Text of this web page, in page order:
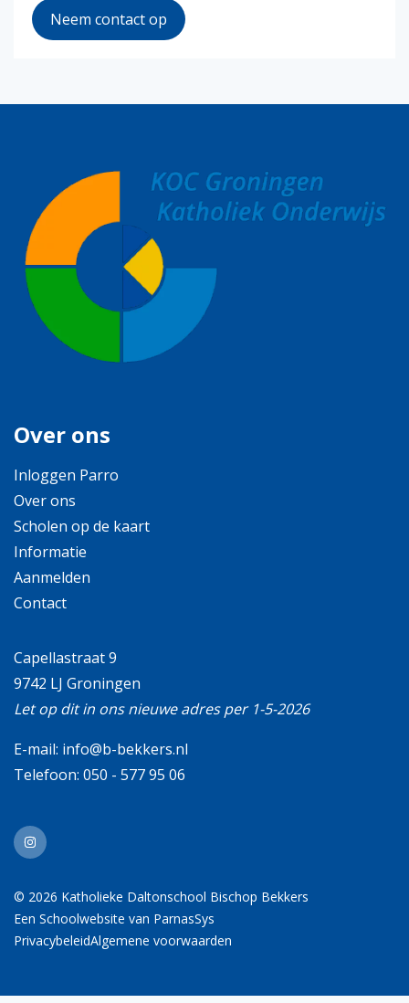
Neem contact op
Over ons
Inloggen Parro
Over ons
Scholen op de kaart
Informatie
Aanmelden
Contact
Capellastraat 9
9742 LJ Groningen
Let op dit in ons nieuwe adres per 1-5-2026
E-mail: info@b-bekkers.nl
Telefoon: 050 - 577 95 06
© 2026 Katholieke Daltonschool Bischop Bekkers
Een Schoolwebsite van ParnasSys
PrivacybeleidAlgemene voorwaarden